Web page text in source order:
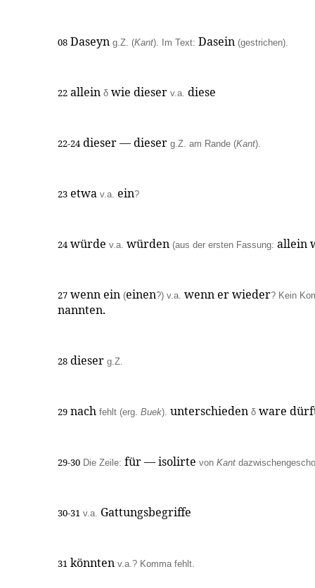
08 Daseyn g.Z. (Kant). Im Text: Dasein (gestrichen).
22 allein δ wie dieser v.a. diese
22-24 dieser — dieser g.Z. am Rande (Kant).
23 etwa v.a. ein?
24 würde v.a. würden (aus der ersten Fassung: allein
27 wenn ein (einen?) v.a. wenn er wieder? Kein
nannten.
28 dieser g.Z.
29 nach fehlt (erg. Buek). unterschieden δ ware
29-30 Die Zeile: für — isolirte von Kant
30-31 v.a. Gattungsbegriffe
31 könnten v.a.? Komma fehlt.